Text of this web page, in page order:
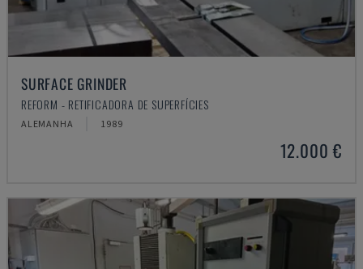
SURFACE GRINDER
REFORM - RETIFICADORA DE SUPERFÍCIES
ALEMANHA 1989
12.000 €